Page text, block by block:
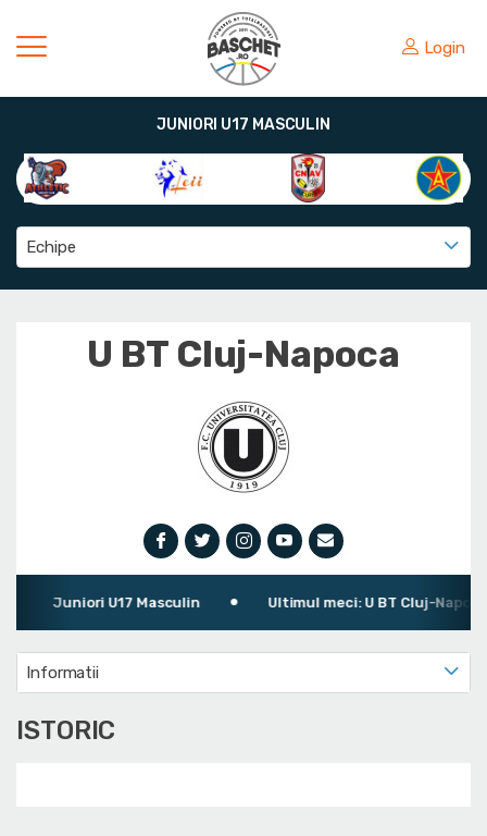
Login
JUNIORI U17 MASCULIN
Echipe
U BT Cluj-Napoca
Juniori U17 Masculin Ultimul meci: U BT Cluj-Napoca
Informatii
ISTORIC